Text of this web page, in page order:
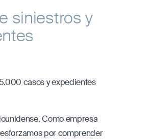
siniestros y
casos y expedientes
Como empresa
por comprender